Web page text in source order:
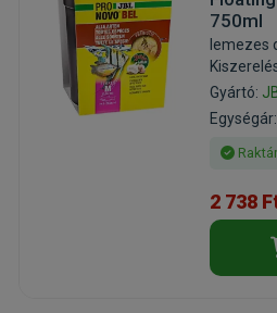
750ml
lemezes
Gyártó:
2 738